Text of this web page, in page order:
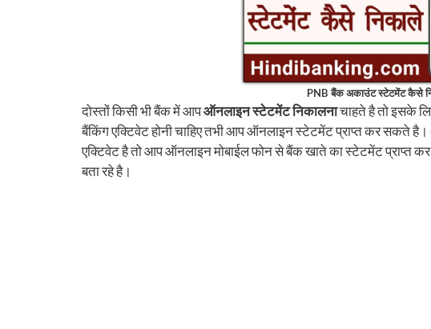
PNB बैंक अकाउंट स्टेटमेंट कैसे
दोस्तों किसी भी बैंक में आपऑनलाइन स्टेटमेंट निकालनाचाहते है तो इसके
बैंकिंग एक्टिवेट होनी चाहिए तभी आप ऑनलाइन स्टेटमेंट प्राप्त कर सकते
एक्टिवेट है तो आप ऑनलाइन मोबाईल फोन से बैंक खाते का स्टेटमेंट प्राप्त
बता रहे है।